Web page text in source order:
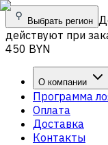
Выбрать регион
действуют при
450 BYN
О компании
Программа
Оплата
Доставка
Контакты